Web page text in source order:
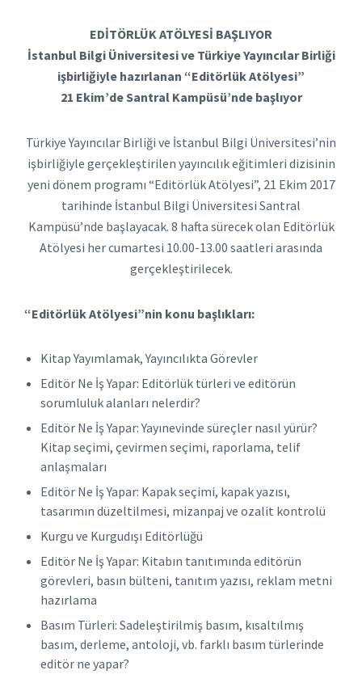
EDİTÖRLÜK ATÖLYESİ BAŞLIYOR
İstanbul Bilgi Üniversitesi ve Türkiye Yayıncılar Birliği
işbirliğiyle hazırlanan “Editörlük Atölyesi”
21 Ekim’de Santral Kampüsü’nde başlıyor
Türkiye Yayıncılar Birliği ve İstanbul Bilgi Üniversitesi’nin
işbirliğiyle gerçekleştirilen yayıncılık eğitimleri dizisinin
yeni dönem programı “Editörlük Atölyesi”, 21 Ekim 2017
tarihinde İstanbul Bilgi Üniversitesi Santral
Kampüsü’nde başlayacak. 8 hafta sürecek olan Editörlük
Atölyesi her cumartesi 10.00-13.00 saatleri arasında
gerçekleştirilecek.
“Editörlük Atölyesi”nin konu başlıkları:
Kitap Yayımlamak, Yayıncılıkta Görevler
Editör Ne İş Yapar: Editörlük türleri ve editörün
sorumluluk alanları nelerdir?
Editör Ne İş Yapar: Yayınevinde süreçler nasıl yürür?
Kitap seçimi, çevirmen seçimi, raporlama, telif
anlaşmaları
Editör Ne İş Yapar: Kapak seçimi, kapak yazısı,
tasarımın düzeltilmesi, mizanpaj ve ozalit kontrolü
Kurgu ve Kurgudışı Editörlüğü
Editör Ne İş Yapar: Kitabın tanıtımında editörün
görevleri, basın bülteni, tanıtım yazısı, reklam metni
hazırlama
Basım Türleri: Sadeleştirilmiş basım, kısaltılmış
basım, derleme, antoloji, vb. farklı basım türlerinde
editör ne yapar?